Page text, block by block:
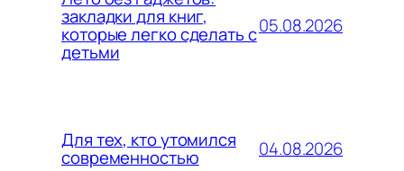
закладки для книг,
которые легко сделать с
детьми
05.08.2026
Для тех, кто утомился
современностью 04.08.2026